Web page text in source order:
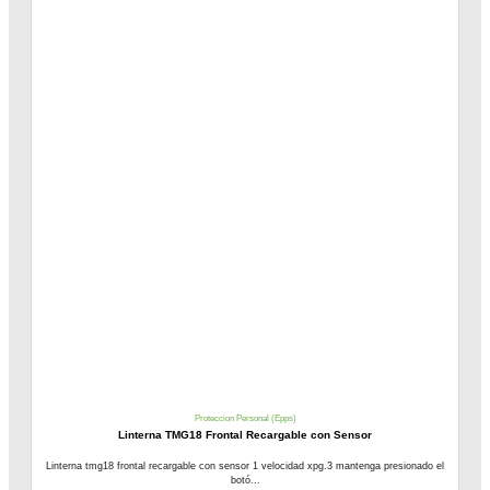
Proteccion Personal (Epps)
Linterna TMG18 Frontal Recargable con Sensor
Linterna tmg18 frontal recargable con sensor 1 velocidad xpg.3 mantenga presionado el
botó...